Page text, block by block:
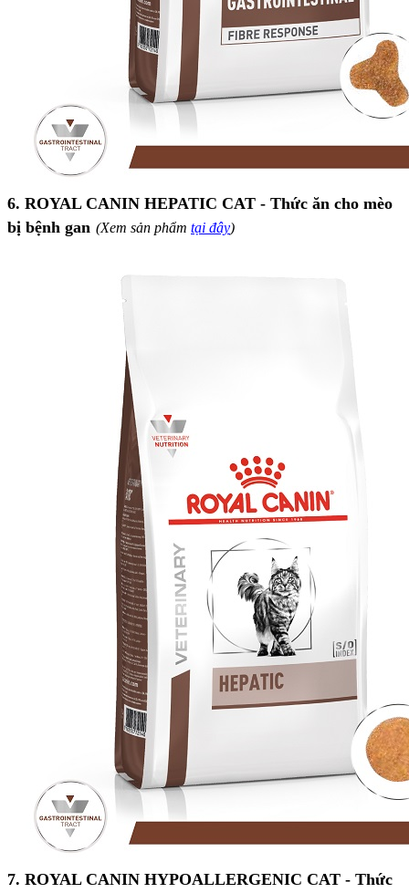
6. ROYAL CANIN HEPATIC CAT - Thức ăn cho mèo
bị bệnh gan (Xem sản phẩm tại đây)
7. ROYAL CANIN HYPOALLERGENIC CAT - Thức